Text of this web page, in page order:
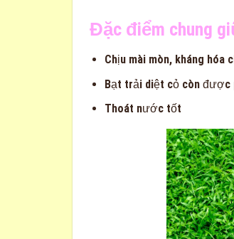
Đặc điểm chung
Chịu mài mòn, kháng hóa
Bạt trải diệt cỏ còn được
Thoát nước tốt